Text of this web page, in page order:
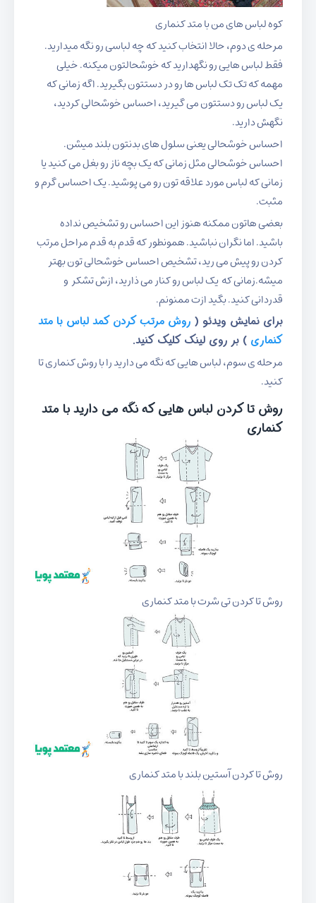
کوه لباس های من با متد کنماری
مرحله ی دوم، حالا انتخاب کنید که چه لباسی رو نگه میدارید.
فقط لباس هایی رو نگهدارید که خوشحالتون میکنه. خیلی
مهمه که تک تک لباس ها رو در دستتون بگیرید. اگه زمانی که
یک لباس رو دستتون می گیرید، احساس خوشحالی کردید،
نگهش دارید.
احساس خوشحالی یعنی سلول های بدنتون بلند میشن.
احساس خوشحالی مثل زمانی که یک بچه ناز رو بغل می کنید یا
زمانی که لباس مورد علاقه تون رو می پوشید. یک احساس گرم و
مثبت.
بعضی هاتون ممکنه هنوز این احساس رو تشخیص نداده
باشید. اما نگران نباشید. همونطور که قدم به قدم مراحل مرتب
کردن رو پیش می رید، تشخیص احساس خوشحالی تون بهتر
میشه.زمانی که یک لباس رو کنار می ذارید، ازش تشکر و
قدردانی کنید. بگید ازت ممنونم.
برای نمایش ویدئو ( روش مرتب کردن کمد لباس با متد
کنماری ) بر روی لینک کلیک کنید.
مرحله ی سوم، لباس هایی که نگه می دارید را با روش کنماری تا
کنید.
روش تا کردن لباس هایی که نگه می دارید با متد
کنماری
روش تا کردن تی شرت با متد کنماری
روش تا کردن آستین بلند با متد کنماری